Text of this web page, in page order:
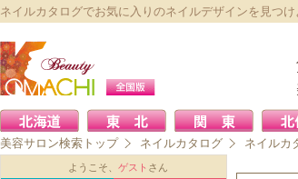
ネイルカタログでお気に入りのネイルデザインを見つ
美容サロン検索トップ ネイルカタログ ネイルカ
ようこそ、 ゲスト さん